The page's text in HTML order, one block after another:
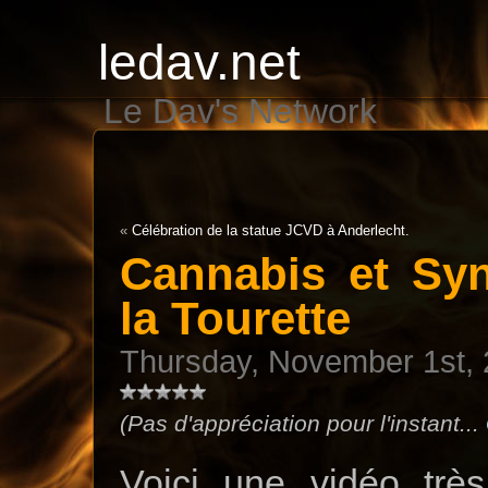
ledav.net
Le Dav's Network
« Célébration de la statue JCVD à Anderlecht.
Cannabis et
la Tourette
Thursday, November 1st,
(Pas d'appréciation pour l'instant...